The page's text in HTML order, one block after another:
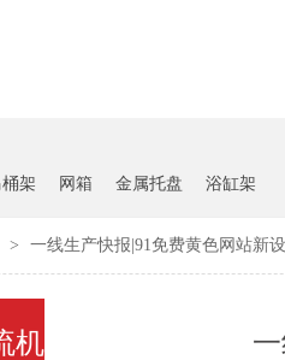
架 网箱 金属托盘 浴缸架
> 一线生产快报|91免费黄色网站新
机